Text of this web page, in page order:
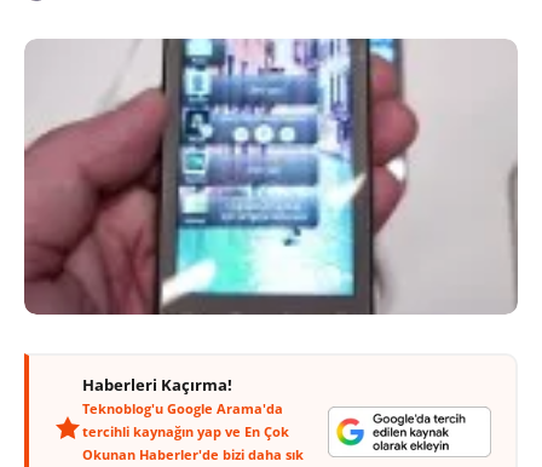
Haberleri Kaçırma!
Teknoblog'u Google Arama'da
tercihli kaynağın yap ve En Çok
Okunan Haberler'de bizi daha sık